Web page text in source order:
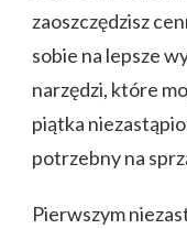
zaoszczędzisz
sobie na lepsze
narzędzi, które
piątka
potrzebny na
Pierwszym